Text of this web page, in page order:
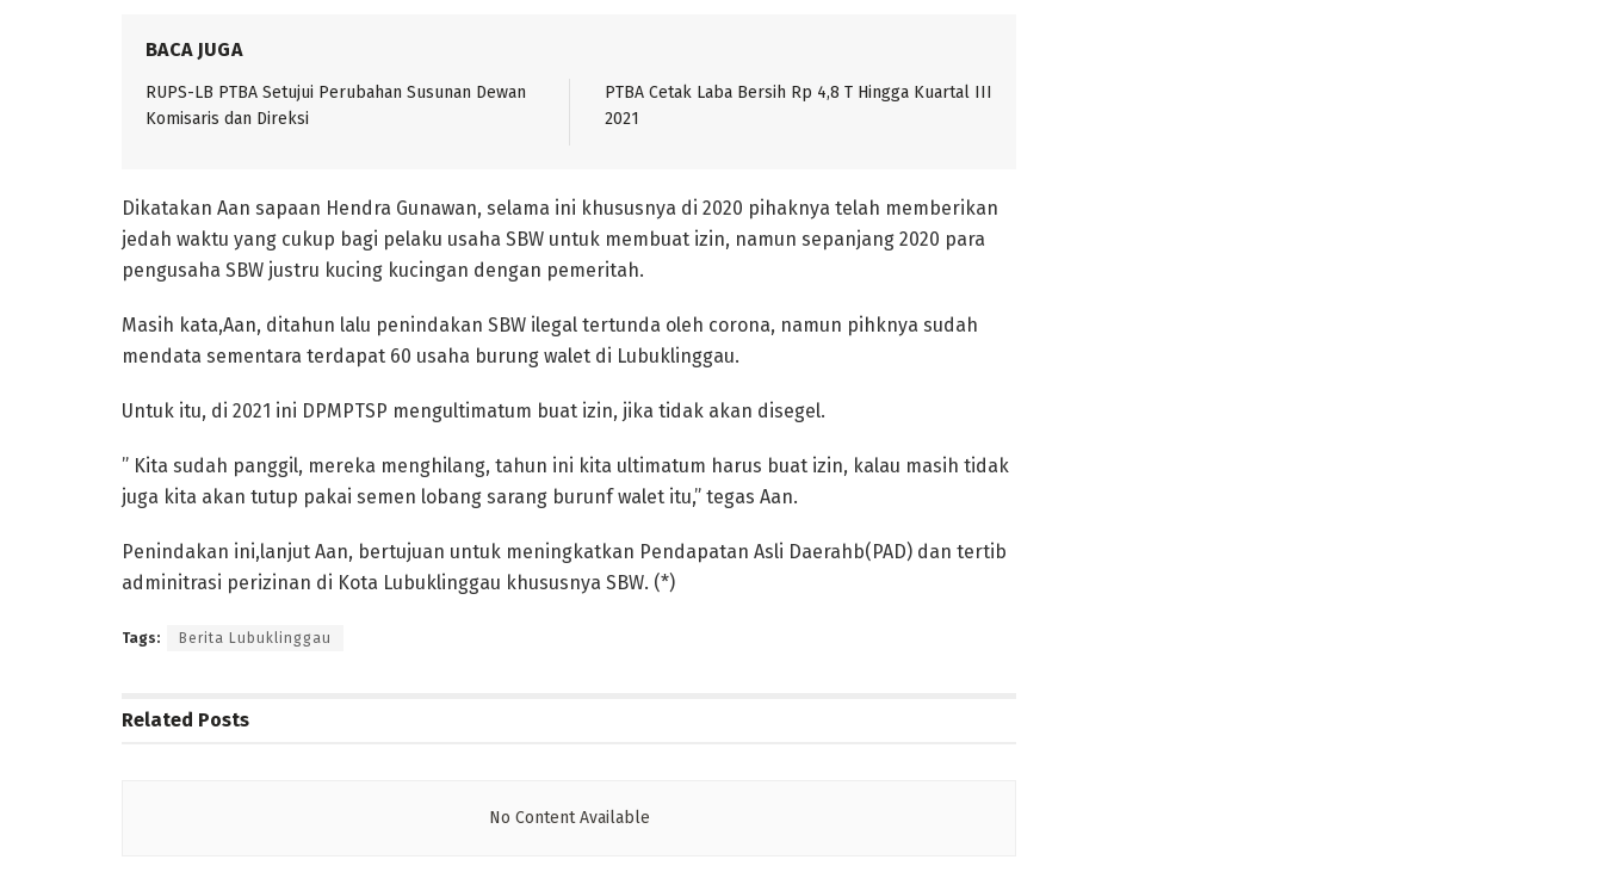
BACA JUGA
RUPS-LB PTBA Setujui Perubahan Susunan Dewan
Komisaris dan Direksi
PTBA Cetak Laba Bersih Rp 4,8 T Hingga Kuartal III
2021
Dikatakan Aan sapaan Hendra Gunawan, selama ini khususnya di 2020 pihaknya telah memberikan
jedah waktu yang cukup bagi pelaku usaha SBW untuk membuat izin, namun sepanjang 2020 para
pengusaha SBW justru kucing kucingan dengan pemeritah.
Masih kata,Aan, ditahun lalu penindakan SBW ilegal tertunda oleh corona, namun pihknya sudah
mendata sementara terdapat 60 usaha burung walet di Lubuklinggau.
Untuk itu, di 2021 ini DPMPTSP mengultimatum buat izin, jika tidak akan disegel.
” Kita sudah panggil, mereka menghilang, tahun ini kita ultimatum harus buat izin, kalau masih tidak
juga kita akan tutup pakai semen lobang sarang burunf walet itu,” tegas Aan.
Penindakan ini,lanjut Aan, bertujuan untuk meningkatkan Pendapatan Asli Daerahb(PAD) dan tertib
adminitrasi perizinan di Kota Lubuklinggau khususnya SBW. (*)
Tags: Berita Lubuklinggau
Related Posts
No Content Available